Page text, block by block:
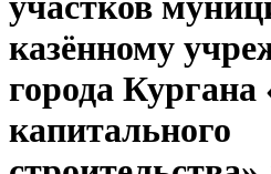
казённому
города
капитального